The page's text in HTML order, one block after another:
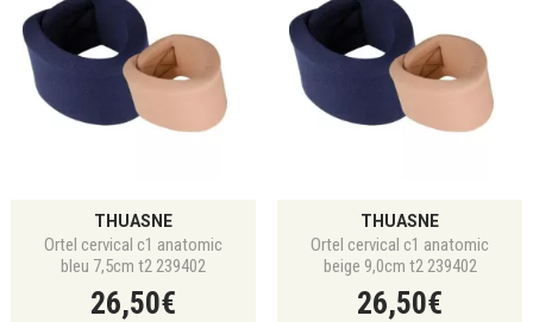
THUASNE
Ortel cervical c1 anatomic
bleu 7,5cm t2 239402
26,50€
THUASNE
Ortel cervical c1 anatomic
beige 9,0cm t2 239402
26,50€